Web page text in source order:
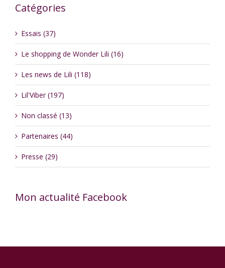
Catégories
Essais (37)
Le shopping de Wonder Lili (16)
Les news de Lili (118)
Lil'Viber (197)
Non classé (13)
Partenaires (44)
Presse (29)
Mon actualité Facebook